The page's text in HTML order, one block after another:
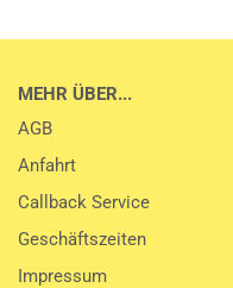
MEHR ÜBER...
AGB
Anfahrt
Callback Service
Geschäftszeiten
Impressum